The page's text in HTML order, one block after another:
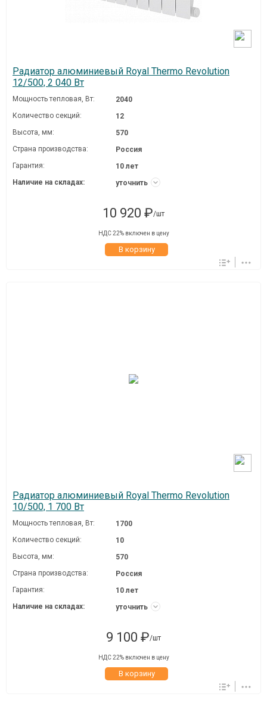
Радиатор алюминиевый Royal Thermo Revolution
12/500, 2 040 Вт
Мощность тепловая, Вт:
2040
Количество секций:
12
Высота, мм:
570
Страна производства:
Россия
Гарантия:
10 лет
Наличие на складах:
уточнить
10 920 ₽/шт
НДС 22% включен в цену
В корзину
Радиатор алюминиевый Royal Thermo Revolution
10/500, 1 700 Вт
Мощность тепловая, Вт:
1700
Количество секций:
10
Высота, мм:
570
Страна производства:
Россия
Гарантия:
10 лет
Наличие на складах:
уточнить
9 100 ₽/шт
НДС 22% включен в цену
В корзину